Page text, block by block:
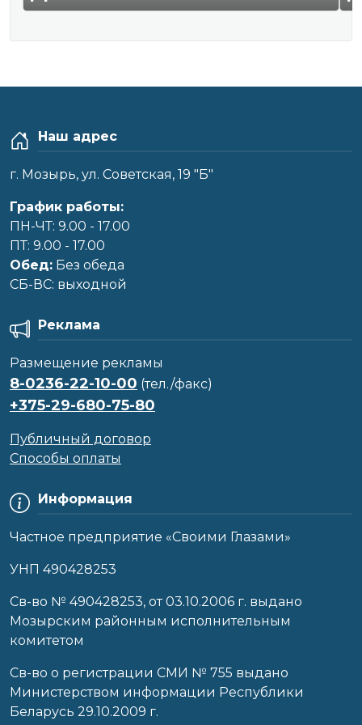
Наш адрес
г. Мозырь, ул. Советская, 19 "Б"
График работы:
ПН-ЧТ: 9.00 - 17.00
ПТ: 9.00 - 17.00
Обед: Без обеда
CБ-ВС: выходной
Информация
Частное предприятие «Своими Глазами»
УНП 490428253
Cв-во № 490428253, от 03.10.2006 г. выдано
Мозырским районным исполнительным
комитетом
Св-во о регистрации СМИ № 755 выдано
Министерством информации Республики
Беларусь 29.10.2009 г.
Реклама
Размещение рекламы
8-0236-22-10-00 (тел./факс)
+375-29-680-75-80
Публичный договор
Способы оплаты